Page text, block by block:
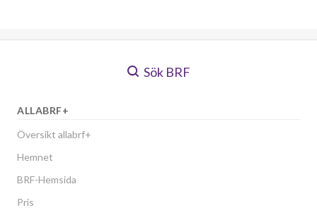
Sök BRF
ALLABRF+
Översikt allabrf+
Hemnet
BRF-Hemsida
Pris